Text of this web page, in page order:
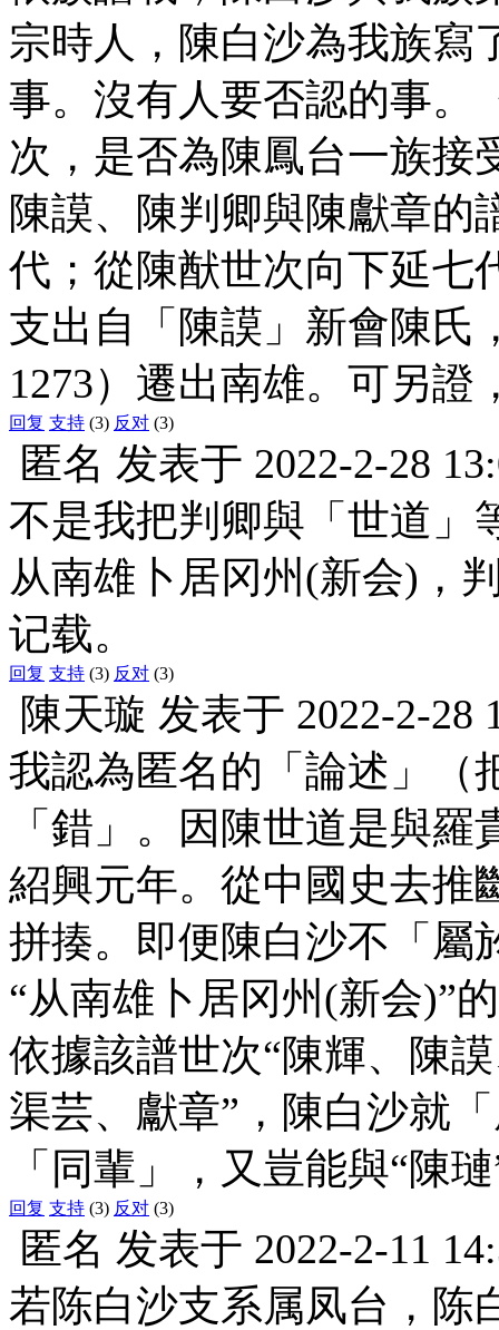
宗時人，陳白沙為我族寫
事。沒有人要否認的事。
次，是否為陳鳳台一族接
陳謨、陳判卿與陳獻章的
代；從陳猷世次向下延七
支出自「陳謨」新會陳氏
1273）遷出南雄。可另
回复 支持 (3) 反对 (3)
匿名 发表于 2022-2-28
不是我把判卿與「世道」
从南雄卜居冈州(新会)，
记载。
回复 支持 (3) 反对 (3)
陳天璇 发表于 2022-2-28
我認為匿名的「論述」（
「錯」。因陳世道是與
紹興元年。從中國史去推
拼揍。即便陳白沙不「屬
“从南雄卜居冈州(新会)”
依據該譜世次“陳輝、陳
渠芸、獻章”，陳白沙就
「同輩」，又豈能與“陳
回复 支持 (3) 反对 (3)
匿名 发表于 2022-2-11
若陈白沙支系属凤台，陈